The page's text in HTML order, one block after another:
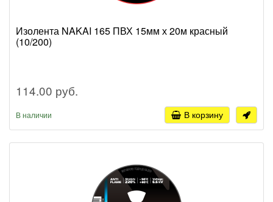
Изолента NAKAI 165 ПВХ 15мм х 20м красный
(10/200)
114.00 руб.
В наличии В корзину